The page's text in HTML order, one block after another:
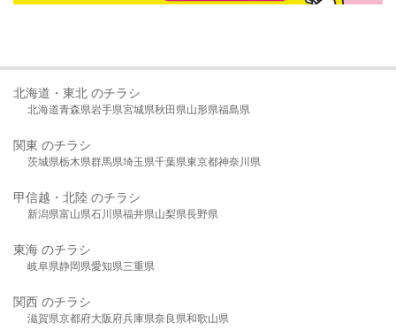
北海道・東北 のチラシ
北海道青森県岩手県宮城県秋田県山形県福島県
関東 のチラシ
茨城県栃木県群馬県埼玉県千葉県東京都神奈川県
甲信越・北陸 のチラシ
新潟県富山県石川県福井県山梨県長野県
東海 のチラシ
岐阜県静岡県愛知県三重県
関西 のチラシ
滋賀県京都府大阪府兵庫県奈良県和歌山県